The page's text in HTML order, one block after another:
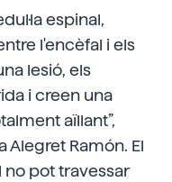
espinal,
l'encèfal i els
lesió, els
i creen una
aïllant”,
Alegret Ramón. El
pot travessar